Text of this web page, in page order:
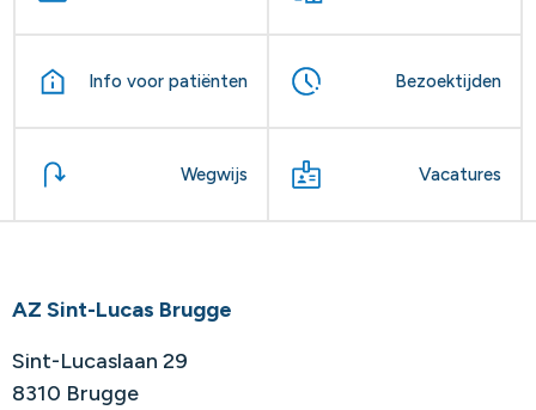
Info voor patiënten Bezoektijden
Wegwijs Vacatures
AZ Sint-Lucas Brugge
Sint-Lucaslaan 29
8310 Brugge